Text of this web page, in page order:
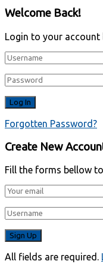
Welcome Back!
Login to your account
Forgotten Password?
Create New
Fill the forms bellow
All fields are required.